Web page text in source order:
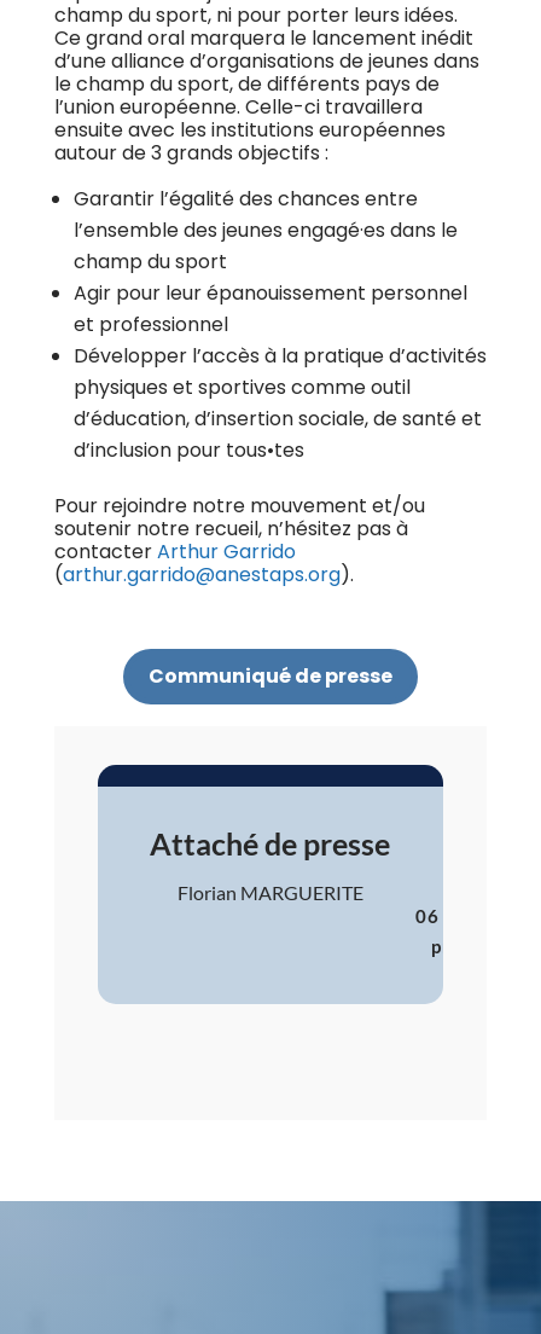
champ du sport, ni pour porter leurs idées.
Ce grand oral marquera le lancement inédit
d’une alliance d’organisations de jeunes dans
le champ du sport, de différents pays de
l’union européenne. Celle-ci travaillera
ensuite avec les institutions européennes
autour de 3 grands objectifs :
Garantir l’égalité des chances entre
l’ensemble des jeunes engagé·es dans le
champ du sport
Agir pour leur épanouissement personnel
et professionnel
Développer l’accès à la pratique d’activités
physiques et sportives comme outil
d’éducation, d’insertion sociale, de santé et
d’inclusion pour tous•tes
Pour rejoindre notre mouvement et/ou
soutenir notre recueil, n’hésitez pas à
contacterArthur Garrido
(arthur.garrido@anestaps.org).
Communiqué de presse
Attaché de presse
Florian MARGUERITE
06 51 04 50